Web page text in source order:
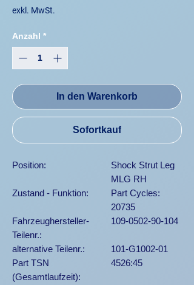
exkl. MwSt.
Anzahl *
In den Warenkorb
Sofortkauf
Position:
Shock Strut Leg
MLG RH
Zustand - Funktion:
Part Cycles:
20735
Fahrzeughersteller-
Teilenr.:
109-0502-90-104
alternative Teilenr.:
101-G1002-01
Part TSN
(Gesamtlaufzeit):
4526:45